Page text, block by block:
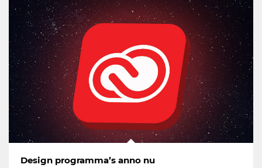
Design programma’s anno nu